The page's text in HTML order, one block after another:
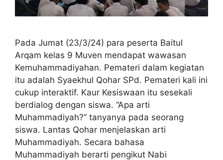
Pada Jumat (23/3/24) para peserta Baitul
Arqam kelas 9 Muven mendapat wawasan
Kemuhammadiyahan. Pemateri dalam kegiatan
itu adalah Syaekhul Qohar SPd. Pemateri kali ini
cukup interaktif. Kaur Kesiswaan itu sesekali
berdialog dengan siswa. “Apa arti
Muhammadiyah?” tanyanya pada seorang
siswa. Lantas Qohar menjelaskan arti
Muhammadiyah. Secara bahasa
Muhammadiyah berarti pengikut Nabi